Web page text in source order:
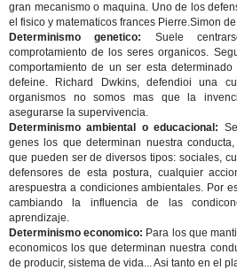
gran mecanismo o maquina. Uno de los
el fisico y matematicos frances Pierre.Simon
Determinismo genetico: Suele
comprotamiento de los seres organicos.
comportamiento de un ser esta
defeine. Richard Dwkins, defendioi una
organismos no somos mas que la
asegurarse la supervivencia.
Determinismo ambiental o educacional:
genes los que determinan nuestra
que pueden ser de diversos tipos: sociales,
defensores de esta postura, cualquier
arespuestra a condiciones ambientales. Por
cambiando la influencia de las
aprendizaje.
Determinismo economico: Para los que
economicos los que determinan nuestra
de producir, sistema de vida... Asi tanto en el